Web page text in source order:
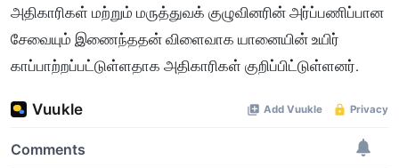
அதிகாரிகள் மற்றும் மருத்துவக் குழுவினரின் அர்ப்பணிப்பான
சேவையும் இணைந்ததன் விளைவாக யானையின் உயிர்
காப்பாற்றப்பட்டுள்ளதாக அதிகாரிகள் குறிப்பிட்டுள்ளனர்.